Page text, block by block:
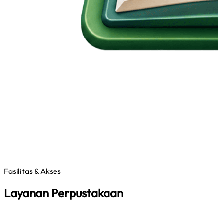
Fasilitas & Akses
Layanan Perpustakaan